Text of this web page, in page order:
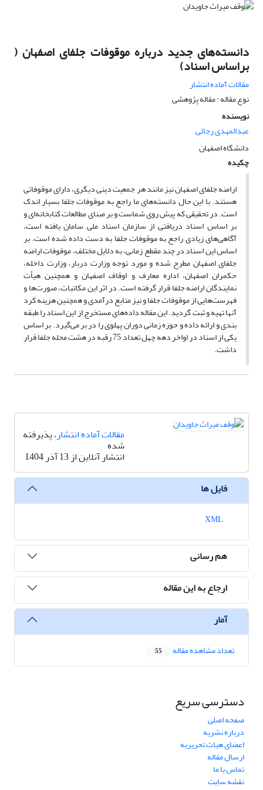
دانسته‌های جدید درباره موقوفات جلفای اصفهان (
براساس اسناد)
مقالات آماده انتشار
نوع مقاله : مقاله پژوهشی
نویسنده
عبدالمهدی رجائی
دانشگاه اصفهان
چکیده
ارامنه جلفای اصفهان نیز مانند هر جمعیت دینی دیگری، دارای موقوفاتی
هستند. با این حال دانسته‌های ما راجع به موقوفات جلفا بسیار اندک
است. در تحقیقی که پیش روی شماست و بر مبنای مطالعات کتابخانه‌ای و
بر اساس اسناد دریافتی از سازمان اسناد ملی سامان یافته است،
آگاهی‌های زیادی راجع به موقوفات جلفا به دست داده شده است. بر
اساس این اسناد در چند مقطع زمانی، به دلایل مختلف، موقوفات ارامنه
جلفای اصفهان مطرح شده و مورد توجه وزارت دربار، وزارت داخله،
حکمران اصفهان، اداره معارف و اوقاف اصفهان و همچنین هیأت
نمایندگان ارامنه جلفا قرار ‌گرفته است. در اثر این مکاتبات، صورت‌ها و
فهرست‌هایی از موقوفات جلفا و نیز منابع درآمدی و همچنین هزینه کرد
آنها تهیه و ثبت ‌گردید. این مقاله داده‌های مستخرج از این اسناد را طبقه
بندی و ارائه داده و حوزه زمانی دوران پهلوی را در بر می‌گیرد. بر اساس
یکی از اسناد در اواخر دهه چهل تعداد 75 رقبه در هشت محله جلفا قرار
داشت.
مقالات آماده انتشار، پذیرفته
شده
انتشار آنلاین از 13 آذر 1404
فایل ها
هم رسانی
ارجاع به این مقاله
آمار
تعداد مشاهده مقاله 55
دسترسی سریع
صفحه اصلی
درباره نشریه
اعضای هیات تحریریه
ارسال مقاله
تماس با ما
نقشه سایت